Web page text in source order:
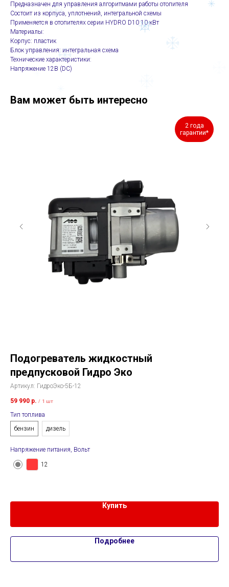
Предназначен для управления алгоритмами работы отопителя
Состоит из корпуса, уплотнений, интегральной схемы
Применяется в отопителях серии HYDRO D10 10 кВт
Материалы:
Корпус: пластик
Блок управления: интегральная схема
Технические характеристики:
Напряжение 12В (DC)
Вам может быть интересно
2 года
гарантии*
Подогреватель жидкостный
предпусковой Гидро Эко
Артикул: ГидроЭко-5Б-12
59 990 р. / 1 шт
Тип топлива
бензин
дизель
Напряжение питания, Вольт
12
Купить
Подробнее